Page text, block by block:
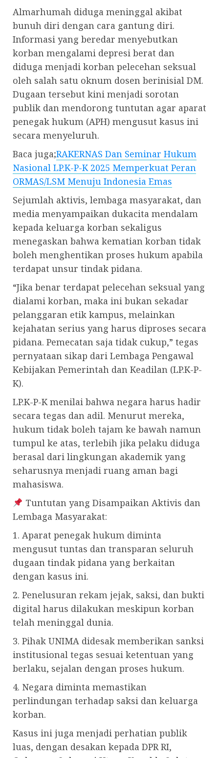
Almarhumah diduga meninggal akibat
bunuh diri dengan cara gantung diri.
Informasi yang beredar menyebutkan
korban mengalami depresi berat dan
diduga menjadi korban pelecehan seksual
oleh salah satu oknum dosen berinisial DM.
Dugaan tersebut kini menjadi sorotan
publik dan mendorong tuntutan agar aparat
penegak hukum (APH) mengusut kasus ini
secara menyeluruh.
Baca juga;RAKERNAS Dan Seminar Hukum
Nasional LP.K-P-K 2025 Memperkuat Peran
ORMAS/LSM Menuju Indonesia Emas
Sejumlah aktivis, lembaga masyarakat, dan
media menyampaikan dukacita mendalam
kepada keluarga korban sekaligus
menegaskan bahwa kematian korban tidak
boleh menghentikan proses hukum apabila
terdapat unsur tindak pidana.
“Jika benar terdapat pelecehan seksual yang
dialami korban, maka ini bukan sekadar
pelanggaran etik kampus, melainkan
kejahatan serius yang harus diproses secara
pidana. Pemecatan saja tidak cukup,” tegas
pernyataan sikap dari Lembaga Pengawal
Kebijakan Pemerintah dan Keadilan (LP.K-P-
K).
LP.K-P-K menilai bahwa negara harus hadir
secara tegas dan adil. Menurut mereka,
hukum tidak boleh tajam ke bawah namun
tumpul ke atas, terlebih jika pelaku diduga
berasal dari lingkungan akademik yang
seharusnya menjadi ruang aman bagi
mahasiswa.
Tuntutan yang Disampaikan Aktivis dan
Lembaga Masyarakat:
1. Aparat penegak hukum diminta
mengusut tuntas dan transparan seluruh
dugaan tindak pidana yang berkaitan
dengan kasus ini.
2. Penelusuran rekam jejak, saksi, dan bukti
digital harus dilakukan meskipun korban
telah meninggal dunia.
3. Pihak UNIMA didesak memberikan sanksi
institusional tegas sesuai ketentuan yang
berlaku, sejalan dengan proses hukum.
4. Negara diminta memastikan
perlindungan terhadap saksi dan keluarga
korban.
Kasus ini juga menjadi perhatian publik
luas, dengan desakan kepada DPR RI,